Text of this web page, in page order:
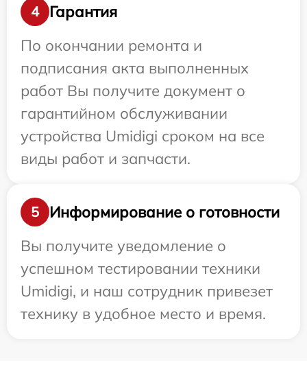
4
Гарантия
По окончании ремонта и
подписания акта выполненных
работ Вы получите документ о
гарантийном обслуживании
устройства Umidigi сроком на все
виды работ и запчасти.
5
Информирование о готовности
Вы получите уведомление о
успешном тестировании техники
Umidigi, и наш сотрудник привезет
технику в удобное место и время.